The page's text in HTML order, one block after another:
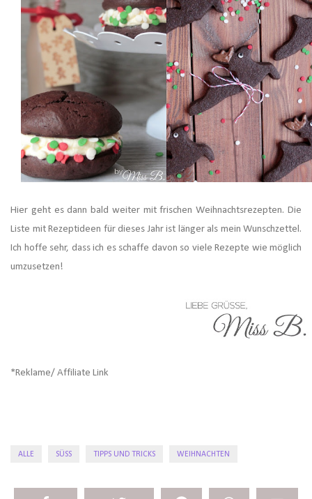
Hier geht es dann bald weiter mit frischen Weihnachtsrezepten. Die
Liste mit Rezeptideen für dieses Jahr ist länger als mein Wunschzettel.
Ich hoffe sehr, dass ich es schaffe davon so viele Rezepte wie möglich
umzusetzen!
*Reklame/ Affiliate Link
ALLE SÜSS TIPPS UND TRICKS WEIHNACHTEN